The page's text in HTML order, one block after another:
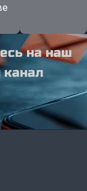
на наш
канал